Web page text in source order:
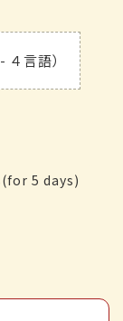
言語）
5 days)